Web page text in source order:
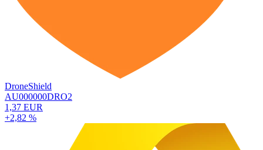
DroneShield
AU000000DRO2
1,37 EUR
+2,82 %